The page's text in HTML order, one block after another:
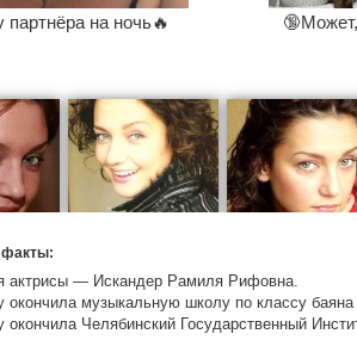
на ночь🔥
актрисы — Искандер Рамиля Рифовна.
окончила музыкальную школу по классу баяна
окончила Челябинский Государственный